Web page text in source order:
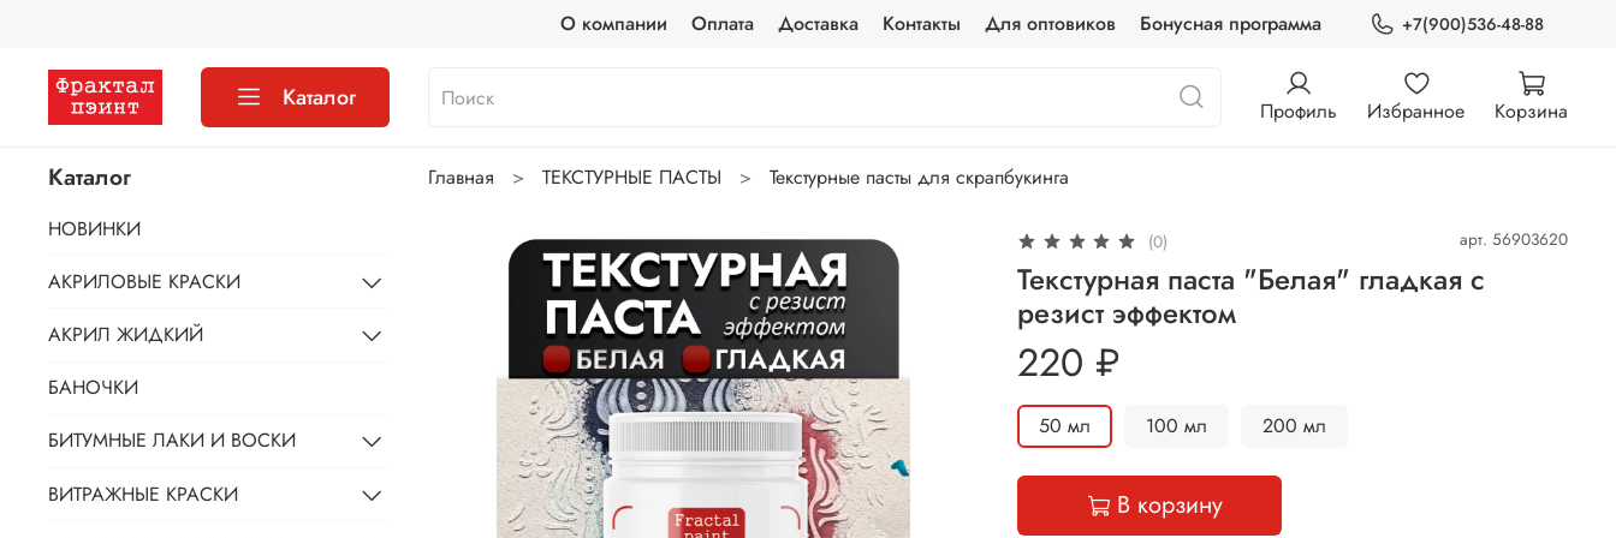
О компании Оплата Доставка Контакты Для оптовиков Бонусная программа +7(900)536-48-88
Каталог Профиль Избранное Корзина
Главная ТЕКСТУРНЫЕ ПАСТЫ Текстурные пасты для скрапбукинга
(0) арт. 56903620
Текстурная паста "Белая" гладкая с
резист эффектом
220 ₽
50 мл 100 мл 200 мл
В корзину
Каталог
НОВИНКИ
АКРИЛОВЫЕ КРАСКИ
АКРИЛ ЖИДКИЙ
БАНОЧКИ
БИТУМНЫЕ ЛАКИ И ВОСКИ
ВИТРАЖНЫЕ КРАСКИ